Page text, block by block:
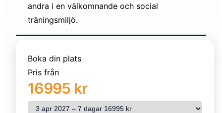
andra i en välkomnande och social
träningsmiljö.
Boka din plats
Pris från
16995 kr
Välj resa